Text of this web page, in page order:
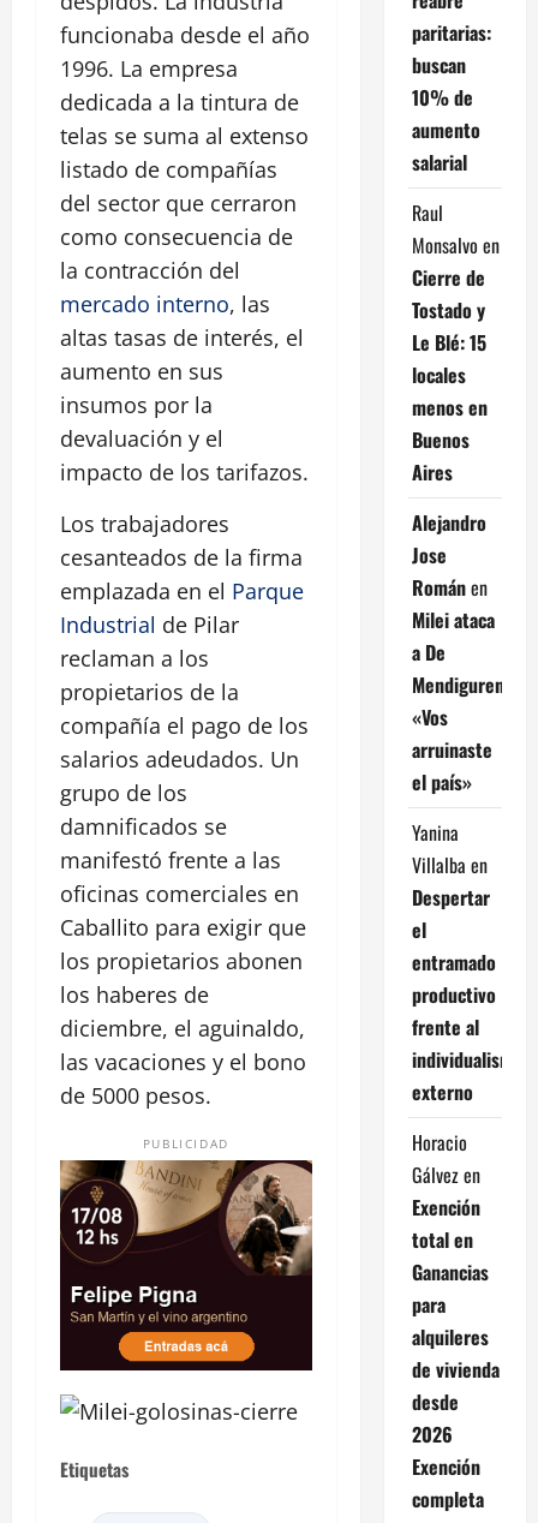
funcionaba desde el año
1996. La empresa
dedicada a la tintura de
telas se suma al extenso
listado de compañías
del sector que cerraron
como consecuencia de
la contracción del
mercado interno, las
altas tasas de interés, el
aumento en sus
insumos por la
devaluación y el
impacto de los tarifazos.
Los trabajadores
cesanteados de la firma
emplazada en el Parque
Industrial de Pilar
reclaman a los
propietarios de la
compañía el pago de los
salarios adeudados. Un
grupo de los
damnificados se
manifestó frente a las
oficinas comerciales en
Caballito para exigir que
los propietarios abonen
los haberes de
diciembre, el aguinaldo,
las vacaciones y el bono
de 5000 pesos.
PUBLICIDAD
Etiquetas
paritarias:
buscan
10% de
aumento
salarial
Raul
Monsalvo en
Cierre de
Tostado y
Le Blé: 15
locales
menos en
Buenos
Aires
Alejandro
Jose
Románen
Milei ataca
a De
Mendiguren:
«Vos
arruinaste
el país»
Yanina
Villalba en
Despertar
el
entramado
productivo
frente al
individualismo
externo
Horacio
Gálvezen
Exención
total en
Ganancias
para
alquileres
de vivienda
desde
2026
Exención
completa